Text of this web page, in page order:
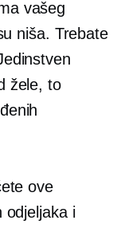
vašeg
niša. Trebate
žele, to
ove
odjeljaka i